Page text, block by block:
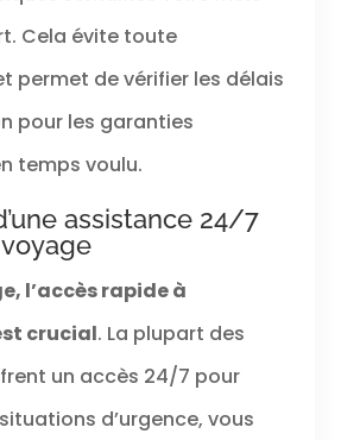
Cela évite toute
permet de vérifier les délais
pour les garanties
temps voulu.
assistance 24/7
l’accès rapide à
crucial. La plupart des
un accès 24/7 pour
d’urgence, vous